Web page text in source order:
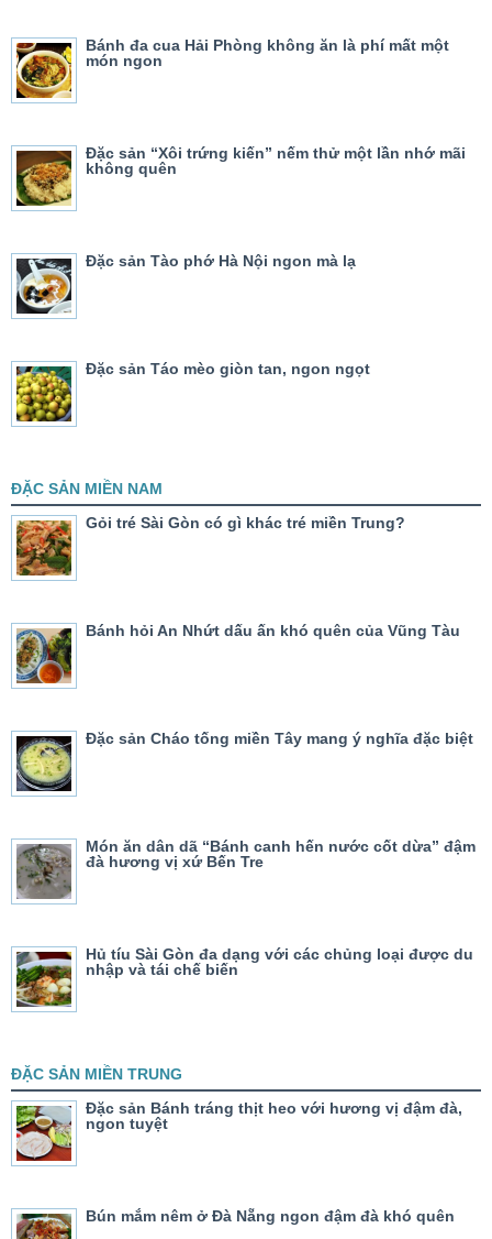
Bánh đa cua Hải Phòng không ăn là phí mất một
món ngon
Đặc sản “Xôi trứng kiến” nếm thử một lần nhớ mãi
không quên
Đặc sản Tào phớ Hà Nội ngon mà lạ
Đặc sản Táo mèo giòn tan, ngon ngọt
ĐẶC SẢN MIỀN NAM
Gỏi tré Sài Gòn có gì khác tré miền Trung?
Bánh hỏi An Nhứt dấu ấn khó quên của Vũng Tàu
Đặc sản Cháo tống miền Tây mang ý nghĩa đặc biệt
Món ăn dân dã “Bánh canh hến nước cốt dừa” đậm
đà hương vị xứ Bến Tre
Hủ tíu Sài Gòn đa dạng với các chủng loại được du
nhập và tái chế biến
ĐẶC SẢN MIỀN TRUNG
Đặc sản Bánh tráng thịt heo với hương vị đậm đà,
ngon tuyệt
Bún mắm nêm ở Đà Nẵng ngon đậm đà khó quên